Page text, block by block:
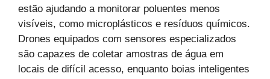
estão ajudando a monitorar poluentes menos
visíveis, como microplásticos e resíduos químicos.
Drones equipados com sensores especializados
são capazes de coletar amostras de água em
locais de difícil acesso, enquanto boias inteligentes